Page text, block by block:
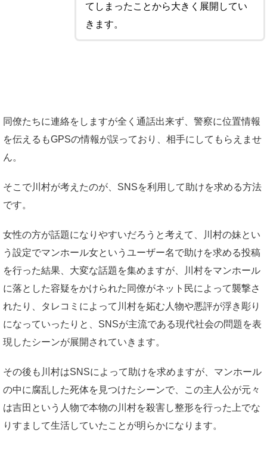
てしまったことから大きく展開してい
きます。
同僚たちに連絡をしますが全く通話出来ず、警察に位置情報
を伝えるもGPSの情報が誤っており、相手にしてもらえませ
ん。
そこで川村が考えたのが、SNSを利用して助けを求める方法
です。
女性の方が話題になりやすいだろうと考えて、川村の妹とい
う設定でマンホール女というユーザー名で助けを求める投稿
を行った結果、大変な話題を集めますが、川村をマンホール
に落とした容疑をかけられた同僚がネット民によって襲撃さ
れたり、タレコミによって川村を妬む人物や悪評が浮き彫り
になっていったりと、SNSが主流である現代社会の問題を表
現したシーンが展開されていきます。
その後も川村はSNSによって助けを求めますが、マンホール
の中に腐乱した死体を見つけたシーンで、この主人公が元々
は吉田という人物で本物の川村を殺害し整形を行った上でな
りすまして生活していたことが明らかになります。